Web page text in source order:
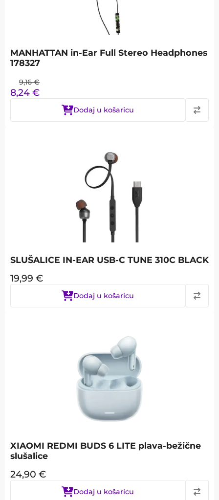
MANHATTAN in-Ear Full Stereo Headphones
178327
9,16 €
8,24 €
Dodaj u košaricu
SLUŠALICE IN-EAR USB-C TUNE 310C BLACK
19,99 €
Dodaj u košaricu
XIAOMI REDMI BUDS 6 LITE plava-bežične
slušalice
24,90 €
Dodaj u košaricu